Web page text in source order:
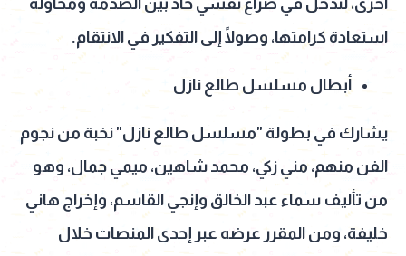
استعادة كرامتها، وصولًا إلى التفكير في الانتقام.
أبطال مسلسل طالع نازل
يشارك في بطولة "مسلسل طالع نازل" نخبة من نجوم
الفن منهم، مني زكي، محمد شاهين، ميمي جمال، وهو
من تأليف سماء عبد الخالق وإنجي القاسم، وإخراج هاني
خليفة، ومن المقرر عرضه عبر إحدى المنصات خلال